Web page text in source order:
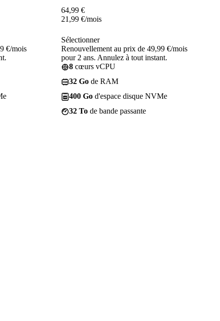
€/mois
64,99 €
21,99 €/mois
Sélectionner
Renouvellement au prix de 49,99 €/mois
pour 2 ans. Annulez à tout instant.
8 cœurs vCPU
32 Go de RAM
400 Go d'espace disque NVMe
32 To de bande passante